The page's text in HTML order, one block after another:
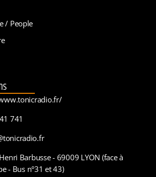
/ People
741
Barbusse - 69009 LYON (face à
- Bus n°31 et 43)